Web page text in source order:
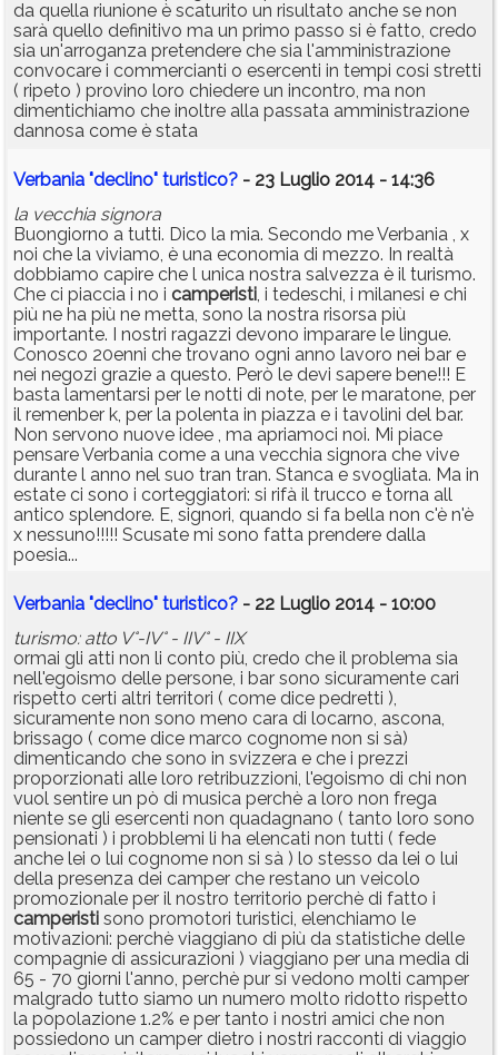
da quella riunione è scaturito un risultato anche se non
sarà quello definitivo ma un primo passo si è fatto, credo
sia un'arroganza pretendere che sia l'amministrazione
convocare i commercianti o esercenti in tempi cosi stretti
( ripeto ) provino loro chiedere un incontro, ma non
dimentichiamo che inoltre alla passata amministrazione
dannosa come è stata
Verbania "declino" turistico? - 23 Luglio 2014 - 14:36
la vecchia signora
Buongiorno a tutti. Dico la mia. Secondo me Verbania , x
noi che la viviamo, è una economia di mezzo. In realtà
dobbiamo capire che l unica nostra salvezza è il turismo.
Che ci piaccia i no i camperisti, i tedeschi, i milanesi e chi
più ne ha più ne metta, sono la nostra risorsa più
importante. I nostri ragazzi devono imparare le lingue.
Conosco 20enni che trovano ogni anno lavoro nei bar e
nei negozi grazie a questo. Però le devi sapere bene!!! E
basta lamentarsi per le notti di note, per le maratone, per
il remenber k, per la polenta in piazza e i tavolini del bar.
Non servono nuove idee , ma apriamoci noi. Mi piace
pensare Verbania come a una vecchia signora che vive
durante l anno nel suo tran tran. Stanca e svogliata. Ma in
estate ci sono i corteggiatori: si rifà il trucco e torna all
antico splendore. E, signori, quando si fa bella non c'è n'è
x nessuno!!!!! Scusate mi sono fatta prendere dalla
poesia...
Verbania "declino" turistico? - 22 Luglio 2014 - 10:00
turismo: atto V°-IV° - IIV° - IIX
ormai gli atti non li conto più, credo che il problema sia
nell'egoismo delle persone, i bar sono sicuramente cari
rispetto certi altri territori ( come dice pedretti ),
sicuramente non sono meno cara di locarno, ascona,
brissago ( come dice marco cognome non si sà)
dimenticando che sono in svizzera e che i prezzi
proporzionati alle loro retribuzzioni, l'egoismo di chi non
vuol sentire un pò di musica perchè a loro non frega
niente se gli esercenti non quadagnano ( tanto loro sono
pensionati ) i probblemi li ha elencati non tutti ( fede
anche lei o lui cognome non si sà ) lo stesso da lei o lui
della presenza dei camper che restano un veicolo
promozionale per il nostro territorio perchè di fatto i
camperisti sono promotori turistici, elenchiamo le
motivazioni: perchè viaggiano di più da statistiche delle
compagnie di assicurazioni ) viaggiano per una media di
65 - 70 giorni l'anno, perchè pur si vedono molti camper
malgrado tutto siamo un numero molto ridotto rispetto
la popolazione 1.2% e per tanto i nostri amici che non
possiedono un camper dietro i nostri racconti di viaggio